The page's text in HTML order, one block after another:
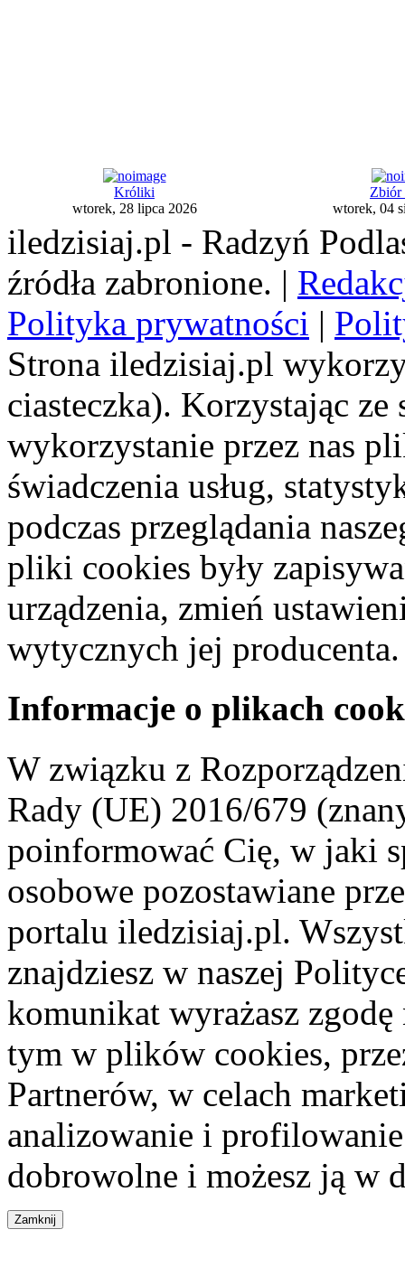
Króliki
wtorek, 28 lipca 2026
Zbiór
wtorek, 04
iledzisiaj.pl - Radzyń
źródła zabronione. |
Polityka prywatności |
Strona iledzisiaj.pl
ciasteczka). Korzystając
wykorzystanie przez nas
świadczenia usług,
podczas przeglądania
pliki cookies były
urządzenia, zmień
wytycznych jej producenta.
Informacje o plikach
W związku z
Rady (UE) 2016/679
poinformować Cię, w jaki
osobowe pozostawiane
portalu iledzisiaj.pl.
znajdziesz w naszej
komunikat wyrażasz
tym w plików cookies,
Partnerów, w celach
analizowanie i
dobrowolne i możesz ją w